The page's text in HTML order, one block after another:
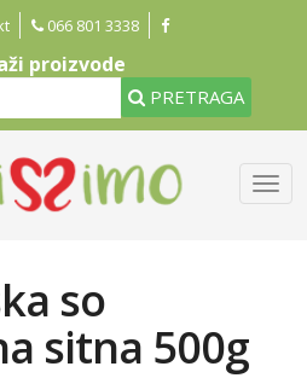
066 801 3338
proizvode
PRETRAGA
so
sitna 500g